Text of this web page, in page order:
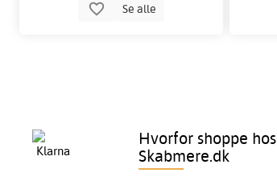
Se alle
Hvorfor shoppe hos
Skabmere.dk